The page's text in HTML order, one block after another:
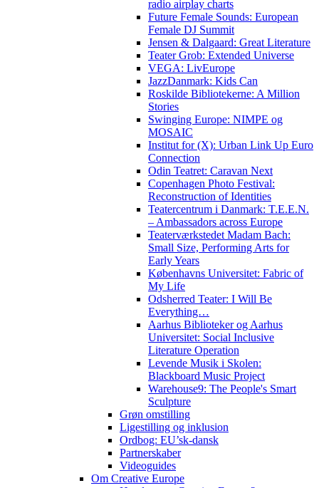
radio airplay charts
Future Female Sounds: European
Female DJ Summit
Jensen & Dalgaard: Great Literature
Teater Grob: Extended Universe
VEGA: LivEurope
JazzDanmark: Kids Can
Roskilde Bibliotekerne: A Million
Stories
Swinging Europe: NIMPE og
MOSAIC
Institut for (X): Urban Link Up Euro
Connection
Odin Teatret: Caravan Next
Copenhagen Photo Festival:
Reconstruction of Identities
Teatercentrum i Danmark: T.E.E.N.
– Ambassadors across Europe
Teaterværkstedet Madam Bach:
Small Size, Performing Arts for
Early Years
Københavns Universitet: Fabric of
My Life
Odsherred Teater: I Will Be
Everything…
Aarhus Biblioteker og Aarhus
Universitet: Social Inclusive
Literature Operation
Levende Musik i Skolen:
Blackboard Music Project
Warehouse9: The People's Smart
Sculpture
Grøn omstilling
Ligestilling og inklusion
Ordbog: EU’sk-dansk
Partnerskaber
Videoguides
Om Creative Europe